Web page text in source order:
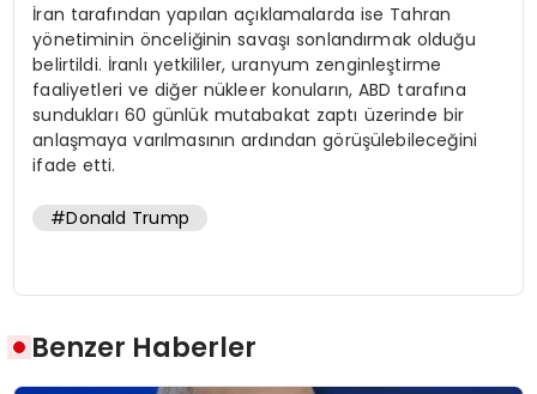
İran tarafından yapılan açıklamalarda ise Tahran
yönetiminin önceliğinin savaşı sonlandırmak olduğu
belirtildi. İranlı yetkililer, uranyum zenginleştirme
faaliyetleri ve diğer nükleer konuların, ABD tarafına
sundukları 60 günlük mutabakat zaptı üzerinde bir
anlaşmaya varılmasının ardından görüşülebileceğini
ifade etti.
#Donald Trump
Benzer Haberler